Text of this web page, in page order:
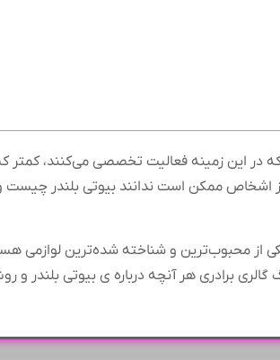
این زمینه فعالیت تخصصی می‌کنند، کمتر
ممکن است ندانند بیوتی بلندر چیست و یا
محبوب‌ترین و شناخته شده‌ترین لوازمی
برادری هر آنچه درباره ی بیوتی بلندر